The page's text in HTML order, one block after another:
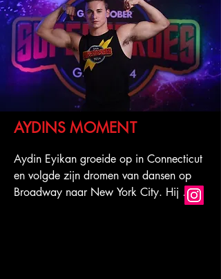
AYDINS MOMENT
Aydin Eyikan groeide op in Connecticut
en volgde zijn dromen van dansen op
Broadway naar New York City. Hij
speelde in Bob Fosse's DANCIN' on